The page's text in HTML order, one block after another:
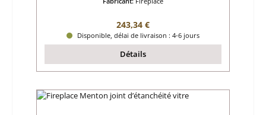
Prix régulier :
243,34 €
Disponible, délai de livraison : 4-6 jours
Détails